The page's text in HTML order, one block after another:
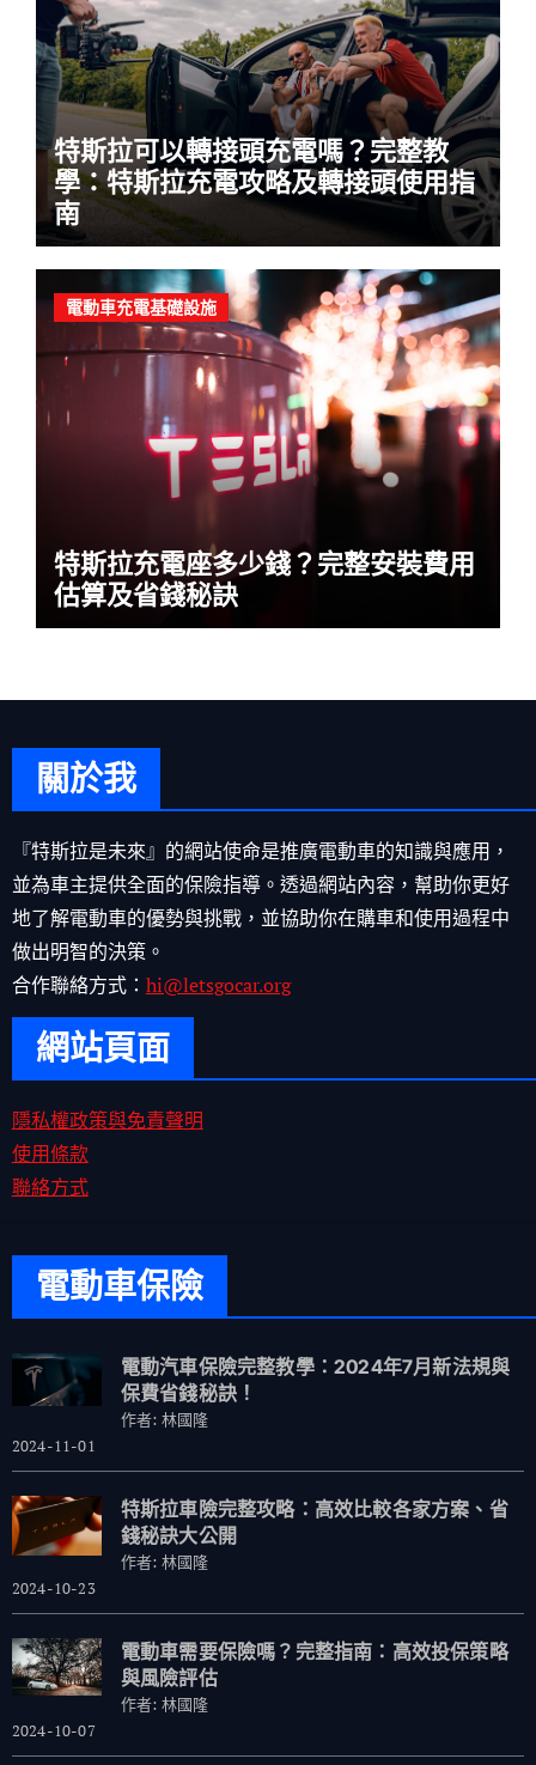
特斯拉可以轉接頭充電嗎？完整教
學：特斯拉充電攻略及轉接頭使用指
南
電動車充電基礎設施
特斯拉充電座多少錢？完整安裝費用
估算及省錢秘訣
關於我
『特斯拉是未來』的網站使命是推廣電動車的知識與應用，
並為車主提供全面的保險指導。透過網站內容，幫助你更好
地了解電動車的優勢與挑戰，並協助你在購車和使用過程中
做出明智的決策。
合作聯絡方式： hi@letsgocar.org
網站頁面
隱私權政策與免責聲明
使用條款
聯絡方式
電動車保險
電動汽車保險完整教學：2024年7月新法規與
保費省錢秘訣！
作者: 林國隆
2024-11-01
特斯拉車險完整攻略：高效比較各家方案、省
錢秘訣大公開
作者: 林國隆
2024-10-23
電動車需要保險嗎？完整指南：高效投保策略
與風險評估
作者: 林國隆
2024-10-07